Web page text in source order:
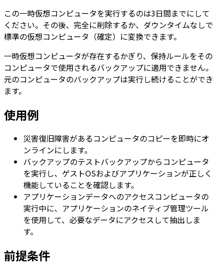
この一時仮想コンピュータを実行するのは3日間までにして
ください。その後、完全に削除するか、ダウンタイムなしで
標準の仮想コンピュータ（確定）に変換できます。
一時仮想コンピュータが存在するかぎり、保持ルールをその
コンピュータで使用されるバックアップに適用できません。
元のコンピュータのバックアップは実行し続けることができ
ます。
使用例
災害復旧障害があるコンピュータのコピーを即時にオ
ンラインにします。
バックアップのテストバックアップからコンピュータ
を実行し、ゲストOSおよびアプリケーションが正しく
機能していることを確認します。
アプリケーションデータへのアクセスコンピュータの
実行中に、アプリケーションのネイティブ管理ツール
を使用して、必要なデータにアクセスして抽出しま
す。
前提条件